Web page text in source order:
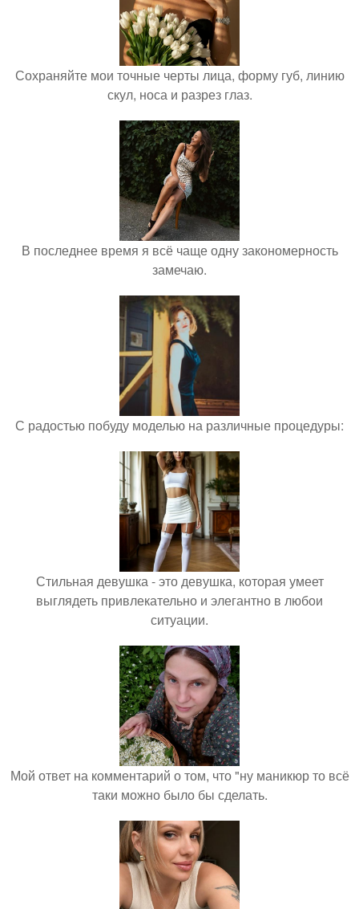
Сохраняйте мои точные черты лица, форму губ, линию
скул, носа и разрез глаз.
В последнее время я всё чаще одну закономерность
замечаю.
С радостью побуду моделью на различные процедуры:
Стильная девушка - это девушка, которая умеет
выглядеть привлекательно и элегантно в любои
ситуации.
Мой ответ на комментарий о том, что "ну маникюр то всё
таки можно было бы сделать.